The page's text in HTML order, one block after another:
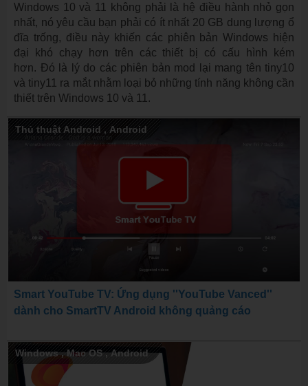
Windows 10 và 11 không phải là hệ điều hành nhỏ gọn
nhất, nó yêu cầu bạn phải có ít nhất 20 GB dung lượng ổ
đĩa trống, điều này khiến các phiên bản Windows hiện
đại khó chạy hơn trên các thiết bị có cấu hình kém
hơn. Đó là lý do các phiên bản mod lại mang tên tiny10
và tiny11 ra mắt nhằm loại bỏ những tính năng không cần
thiết trên Windows 10 và 11.
Thủ thuật Android , Android
Smart YouTube TV: Ứng dụng ''YouTube Vanced''
dành cho SmartTV Android không quảng cáo
Windows ,Mac OS ,Android